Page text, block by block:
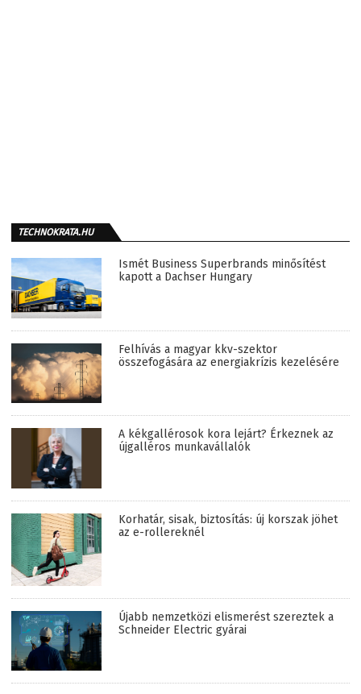
TECHNOKRATA.HU
Ismét Business Superbrands minősítést
kapott a Dachser Hungary
Felhívás a magyar kkv-szektor
összefogására az energiakrízis kezelésére
A kékgallérosok kora lejárt? Érkeznek az
újgalléros munkavállalók
Korhatár, sisak, biztosítás: új korszak jöhet
az e-rollereknél
Újabb nemzetközi elismerést szereztek a
Schneider Electric gyárai